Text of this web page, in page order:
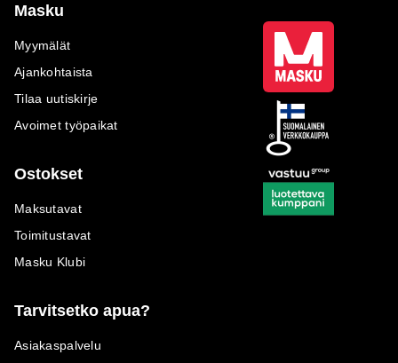
Masku
Myymälät
Ajankohtaista
Tilaa uutiskirje
Avoimet työpaikat
Ostokset
Maksutavat
Toimitustavat
Masku Klubi
Tarvitsetko apua?
Asiakaspalvelu